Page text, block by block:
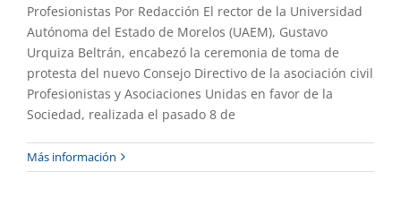
Profesionistas Por Redacción El rector de la Universidad
Autónoma del Estado de Morelos (UAEM), Gustavo
Urquiza Beltrán, encabezó la ceremonia de toma de
protesta del nuevo Consejo Directivo de la asociación civil
Profesionistas y Asociaciones Unidas en favor de la
Sociedad, realizada el pasado 8 de
Más informaciónPróximo a inaugurar el Edificio 1